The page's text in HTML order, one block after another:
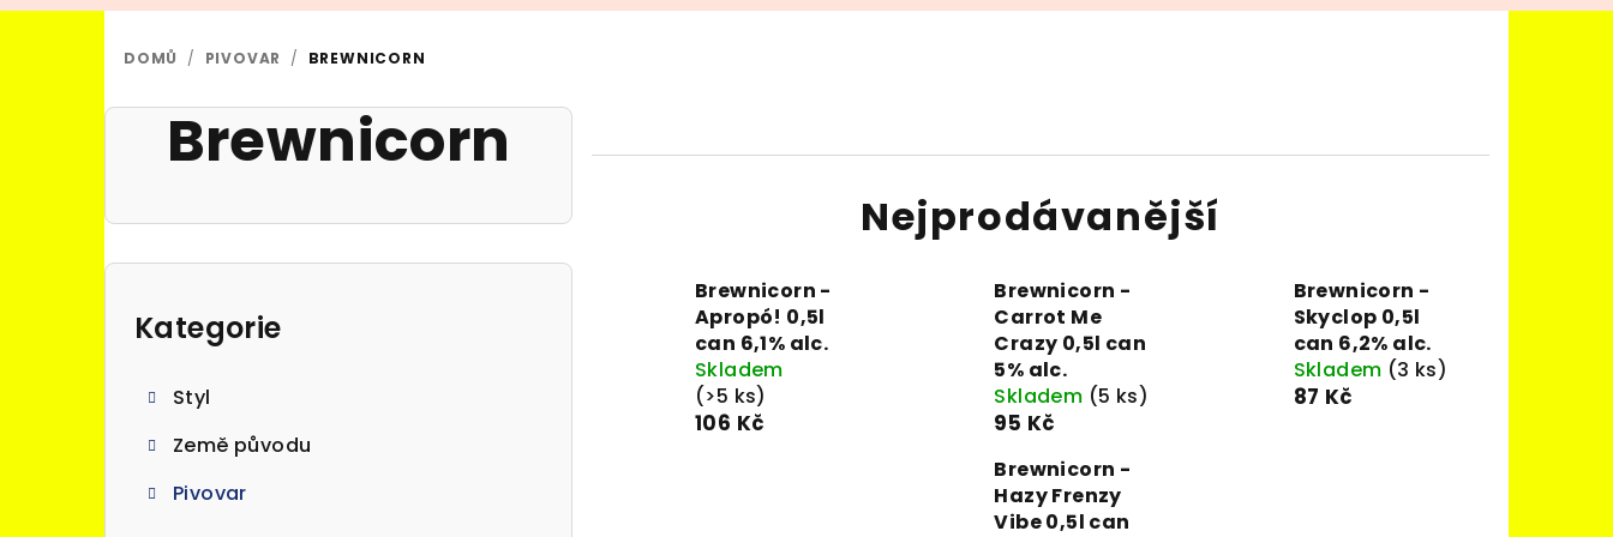
DOMŮ / PIVOVAR / BREWNICORN
Brewnicorn
P
Přeskočit
kategorie
Kategorie
Styl
Země původu
Pivovar
Nejprodávanější
Brewnicorn -
Apropó! 0,5l
can 6,1% alc.
Skladem
(>5 ks)
106 Kč
Brewnicorn -
Carrot Me
Crazy 0,5l can
5% alc.
Skladem (5 ks)
95 Kč
Brewnicorn -
Skyclop 0,5l
can 6,2% alc.
Skladem (3 ks)
87 Kč
Brewnicorn -
Hazy Frenzy
Vibe 0,5l can